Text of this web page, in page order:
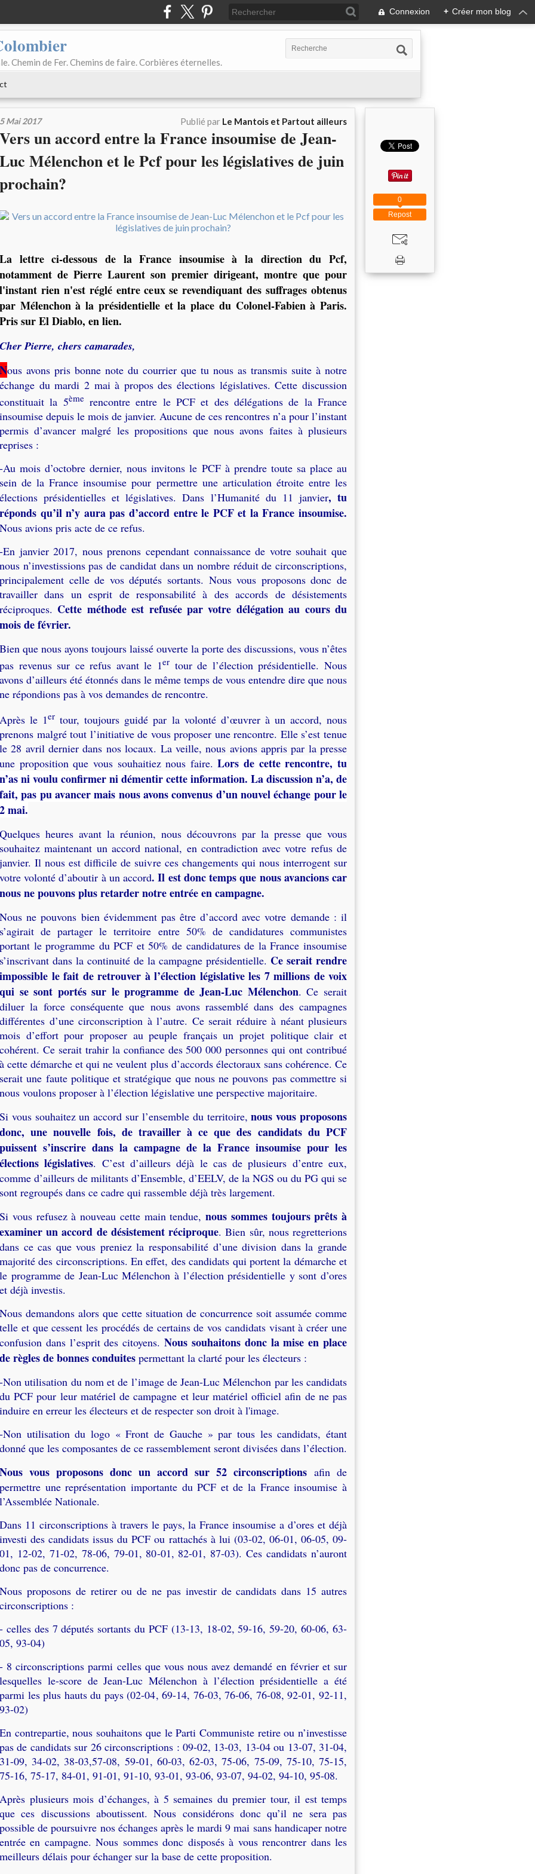
Connexion + Créer mon blog
Chemin de Fer. Chemins de faire. Corbières éternelles.
5 Mai 2017 Publié par Le Mantois et Partout ailleurs
Vers un accord entre la France insoumise de Jean-
Luc Mélenchon et le Pcf pour les législatives de juin
prochain?
La lettre ci-dessous de la France insoumise à la direction du Pcf,
notamment de Pierre Laurent son premier dirigeant, montre que pour
l'instant rien n'est réglé entre ceux se revendiquant des suffrages obtenus
par Mélenchon à la présidentielle et la place du Colonel-Fabien à Paris.
Pris sur El Diablo, en lien.
Cher Pierre, chers camarades,
Nous avons pris bonne note du courrier que tu nous as transmis suite à notre
échange du mardi 2 mai à propos des élections législatives. Cette discussion
constituait la 5èmerencontre entre le PCF et des délégations de la France
insoumise depuis le mois de janvier. Aucune de ces rencontres n’a pour l’instant
permis d’avancer malgré les propositions que nous avons faites à plusieurs
reprises :
-Au mois d’octobre dernier, nous invitons le PCF à prendre toute sa place au
sein de la France insoumise pour permettre une articulation étroite entre les
élections présidentielles et législatives. Dans l’Humanité du 11 janvier, tu
réponds qu’il n’y aura pas d’accord entre le PCF et la France insoumise.
Nous avions pris acte de ce refus.
-En janvier 2017, nous prenons cependant connaissance de votre souhait que
nous n’investissions pas de candidat dans un nombre réduit de circonscriptions,
principalement celle de vos députés sortants. Nous vous proposons donc de
travailler dans un esprit de responsabilité à des accords de désistements
réciproques. Cette méthode est refusée par votre délégation au cours du
mois de février.
Bien que nous ayons toujours laissé ouverte la porte des discussions, vous n’êtes
pas revenus sur ce refus avant le 1er tour de l’élection présidentielle. Nous
avons d’ailleurs été étonnés dans le même temps de vous entendre dire que nous
ne répondions pas à vos demandes de rencontre.
Après le 1er tour, toujours guidé par la volonté d’œuvrer à un accord, nous
prenons malgré tout l’initiative de vous proposer une rencontre. Elle s’est tenue
le 28 avril dernier dans nos locaux. La veille, nous avions appris par la presse
une proposition que vous souhaitiez nous faire.Lors de cette rencontre, tu
n’as ni voulu confirmer ni démentir cette information. La discussion n’a, de
fait, pas pu avancer mais nous avons convenus d’un nouvel échange pour le
2 mai.
Quelques heures avant la réunion, nous découvrons par la presse que vous
souhaitez maintenant un accord national, en contradiction avec votre refus de
janvier. Il nous est difficile de suivre ces changements qui nous interrogent sur
votre volonté d’aboutir à un accord. Il est donc temps que nous avancions car
nous ne pouvons plus retarder notre entrée en campagne.
Nous ne pouvons bien évidemment pas être d’accord avec votre demande : il
s’agirait de partager le territoire entre 50% de candidatures communistes
portant le programme du PCF et 50% de candidatures de la France insoumise
s’inscrivant dans la continuité de la campagne présidentielle. Ce serait rendre
impossible le fait de retrouver à l’élection législative les 7 millions de voix
qui se sont portés sur le programme de Jean-Luc Mélenchon. Ce serait
diluer la force conséquente que nous avons rassemblé dans des campagnes
différentes d’une circonscription à l’autre. Ce serait réduire à néant plusieurs
mois d’effort pour proposer au peuple français un projet politique clair et
cohérent. Ce serait trahir la confiance des 500 000 personnes qui ont contribué
à cette démarche et qui ne veulent plus d’accords électoraux sans cohérence. Ce
serait une faute politique et stratégique que nous ne pouvons pas commettre si
nous voulons proposer à l’élection législative une perspective majoritaire.
Si vous souhaitez un accord sur l’ensemble du territoire,nous vous proposons
donc, une nouvelle fois, de travailler à ce que des candidats du PCF
puissent s’inscrire dans la campagne de la France insoumise pour les
élections législatives. C’est d’ailleurs déjà le cas de plusieurs d’entre eux,
comme d’ailleurs de militants d’Ensemble, d’EELV, de la NGS ou du PG qui se
sont regroupés dans ce cadre qui rassemble déjà très largement.
Si vous refusez à nouveau cette main tendue, nous sommes toujours prêts à
examiner un accord de désistement réciproque. Bien sûr, nous regretterions
dans ce cas que vous preniez la responsabilité d’une division dans la grande
majorité des circonscriptions. En effet, des candidats qui portent la démarche et
le programme de Jean-Luc Mélenchon à l’élection présidentielle y sont d’ores
et déjà investis.
Nous demandons alors que cette situation de concurrence soit assumée comme
telle et que cessent les procédés de certains de vos candidats visant à créer une
confusion dans l’esprit des citoyens.Nous souhaitons donc la mise en place
de règles de bonnes conduites permettant la clarté pour les électeurs :
-Non utilisation du nom et de l’image de Jean-Luc Mélenchon par les candidats
du PCF pour leur matériel de campagne et leur matériel officiel afin de ne pas
induire en erreur les électeurs et de respecter son droit à l'image.
-Non utilisation du logo « Front de Gauche » par tous les candidats, étant
donné que les composantes de ce rassemblement seront divisées dans l’élection.
Nous vous proposons donc un accord sur 52 circonscriptions afin de
permettre une représentation importante du PCF et de la France insoumise à
l’Assemblée Nationale.
Dans 11 circonscriptions à travers le pays, la France insoumise a d’ores et déjà
investi des candidats issus du PCF ou rattachés à lui (03-02, 06-01, 06-05, 09-
01, 12-02, 71-02, 78-06, 79-01, 80-01, 82-01, 87-03). Ces candidats n’auront
donc pas de concurrence.
Nous proposons de retirer ou de ne pas investir de candidats dans 15 autres
circonscriptions :
- celles des 7 députés sortants du PCF (13-13, 18-02, 59-16, 59-20, 60-06, 63-
05, 93-04)
- 8 circonscriptions parmi celles que vous nous avez demandé en février et sur
lesquelles le-score de Jean-Luc Mélenchon à l’élection présidentielle a été
parmi les plus hauts du pays (02-04, 69-14, 76-03, 76-06, 76-08, 92-01, 92-11,
93-02)
En contrepartie, nous souhaitons que le Parti Communiste retire ou n’investisse
pas de candidats sur 26 circonscriptions : 09-02, 13-03, 13-04 ou 13-07, 31-04,
31-09, 34-02, 38-03,57-08, 59-01, 60-03, 62-03, 75-06, 75-09, 75-10, 75-15,
75-16, 75-17, 84-01, 91-01, 91-10, 93-01, 93-06, 93-07, 94-02, 94-10, 95-08.
Après plusieurs mois d’échanges, à 5 semaines du premier tour, il est temps
que ces discussions aboutissent. Nous considérons donc qu’il ne sera pas
possible de poursuivre nos échanges après le mardi 9 mai sans handicaper notre
entrée en campagne. Nous sommes donc disposés à vous rencontrer dans les
meilleurs délais pour échanger sur la base de cette proposition.
Repost
0